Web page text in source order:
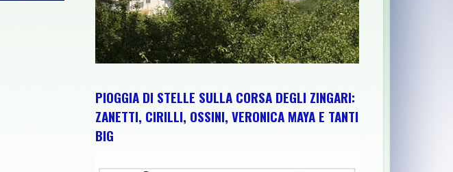
PIOGGIA DI STELLE SULLA CORSA DEGLI ZINGARI:
ZANETTI, CIRILLI, OSSINI, VERONICA MAYA E TANTI
BIG